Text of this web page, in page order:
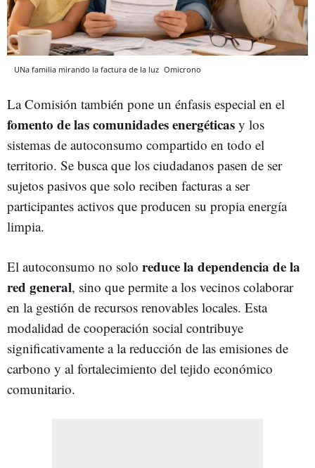
UNa familia mirando la factura de la luz Omicrono
La Comisión también pone un énfasis especial en el
fomento de las comunidades energéticas y los
sistemas de autoconsumo compartido en todo el
territorio. Se busca que los ciudadanos pasen de ser
sujetos pasivos que solo reciben facturas a ser
participantes activos que producen su propia energía
limpia.
El autoconsumo no solo reduce la dependencia de la
red general, sino que permite a los vecinos colaborar
en la gestión de recursos renovables locales. Esta
modalidad de cooperación social contribuye
significativamente a la reducción de las emisiones de
carbono y al fortalecimiento del tejido económico
comunitario.